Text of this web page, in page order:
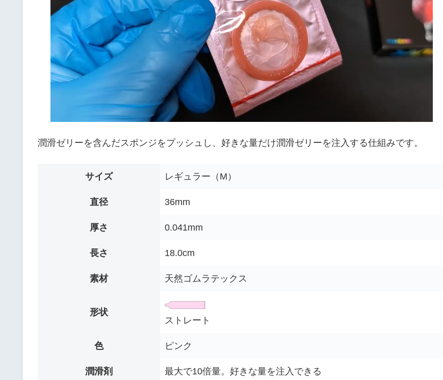
潤滑ゼリーを含んだスポンジをプッシュし、好きな量だけ潤滑ゼリーを注入する仕組みです。
サイズ レギュラー（M）
直径 36mm
厚さ 0.041mm
長さ 18.0cm
素材 天然ゴムラテックス
形状
ストレート
色 ピンク
潤滑剤 最大で10倍量。好きな量を注入できる